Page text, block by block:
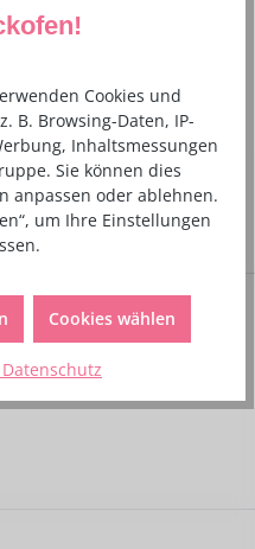
Mädchen natürlich
aus Plätzchenteig
unter folgender
Cookies und
B. Browsing-Daten, IP-
Inhaltsmessungen
Sie können dies
anpassen oder ablehnen.
um Ihre Einstellungen
Cookies wählen